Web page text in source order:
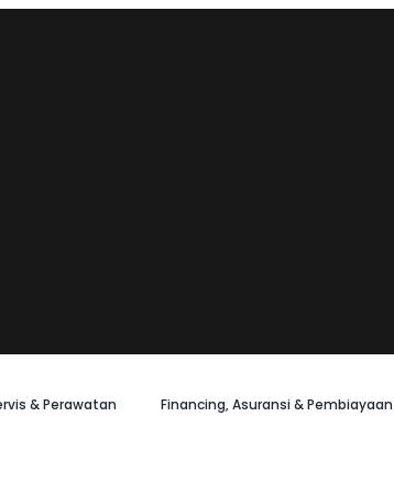
& Perawatan Financing, Asuransi & Pembiayaan